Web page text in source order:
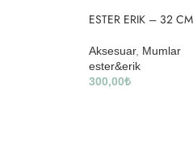
ESTER ERIK – 32
Aksesuar, Mumlar
ester&erik
300,00₺